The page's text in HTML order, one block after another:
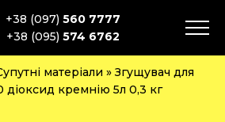
+38 (097) 560 7777
+38 (095) 574 6762
матеріали »Згущувач для
діоксид кремнію 5л 0,3 кг